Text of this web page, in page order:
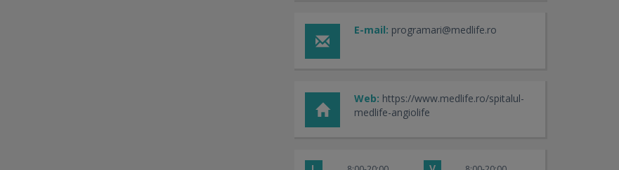
E-mail: programari@medlife.ro
Web: https://www.medlife.ro/spitalul-
medlife-angiolife